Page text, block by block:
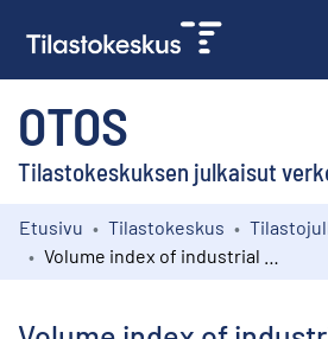
OTOS
Tilastokeskuksen julkaisut
Kokoelmat
Etusivu Tilastokeskus